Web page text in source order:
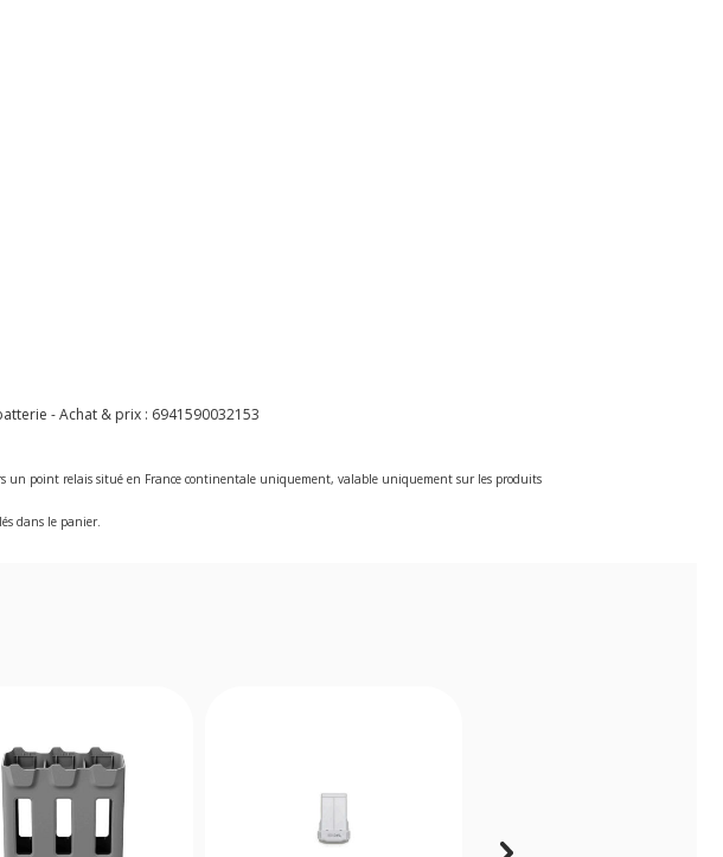
- Achat & prix : 6941590032153
un point relais situé en France continentale uniquement, valable uniquement sur les produits
dans le panier.